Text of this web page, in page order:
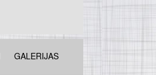
GALERIJAS